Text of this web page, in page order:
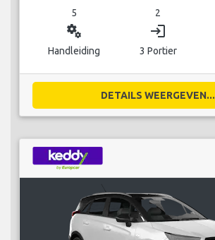
5 2
miscellaneous_services
Handleiding
login
3 Portier
DETAILS WEERGEVEN...